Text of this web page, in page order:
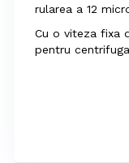
rularea a 12
Cu o viteza fixa
pentru